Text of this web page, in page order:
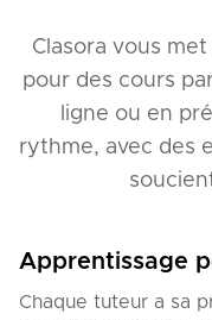
Clasora vous
pour des cours
ligne ou en
rythme, avec des
Apprentissage
Chaque tuteur a sa